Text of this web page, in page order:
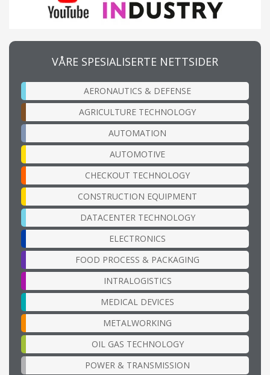
VÅRE SPESIALISERTE NETTSIDER
AERONAUTICS & DEFENSE
AGRICULTURE TECHNOLOGY
AUTOMATION
AUTOMOTIVE
CHECKOUT TECHNOLOGY
CONSTRUCTION EQUIPMENT
DATACENTER TECHNOLOGY
ELECTRONICS
FOOD PROCESS & PACKAGING
INTRALOGISTICS
MEDICAL DEVICES
METALWORKING
OIL GAS TECHNOLOGY
POWER & TRANSMISSION